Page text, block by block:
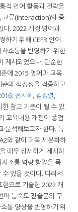
적 언어 활동과 전략을
교류(interaction)와 중
. 2022 개정 영어과
하기 위해 CEFR 언어
사소통을 반영하기 위한
제시되었으나, 단순한
에 2015 영어과 교육
준의 적정성을 검증하고
; 전지혜, 김정렬,
참고 기준이 될 수 있
교육내용 개편에 중점
·분석해보고자 한다. 특
와 같이 더욱 세분화하
매우 상세하게 제시하
소통 역량 함양을 목
있을 것이다. 따라서
으로 기술한 2022 개
어 능숙도 진술문의 구
통 양상을 반영하기 위